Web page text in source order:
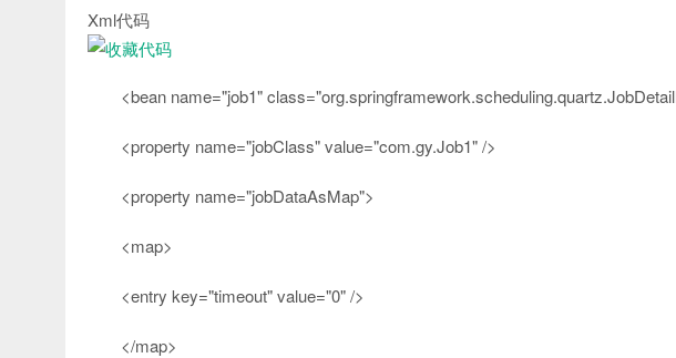
Xml代码
<bean name="job1"class=
<property name="jobClass"value="com.gy.Job1"/>
<property name="jobDataAsMap">
<map>
<entry key="timeout"value="0"/>
</map>